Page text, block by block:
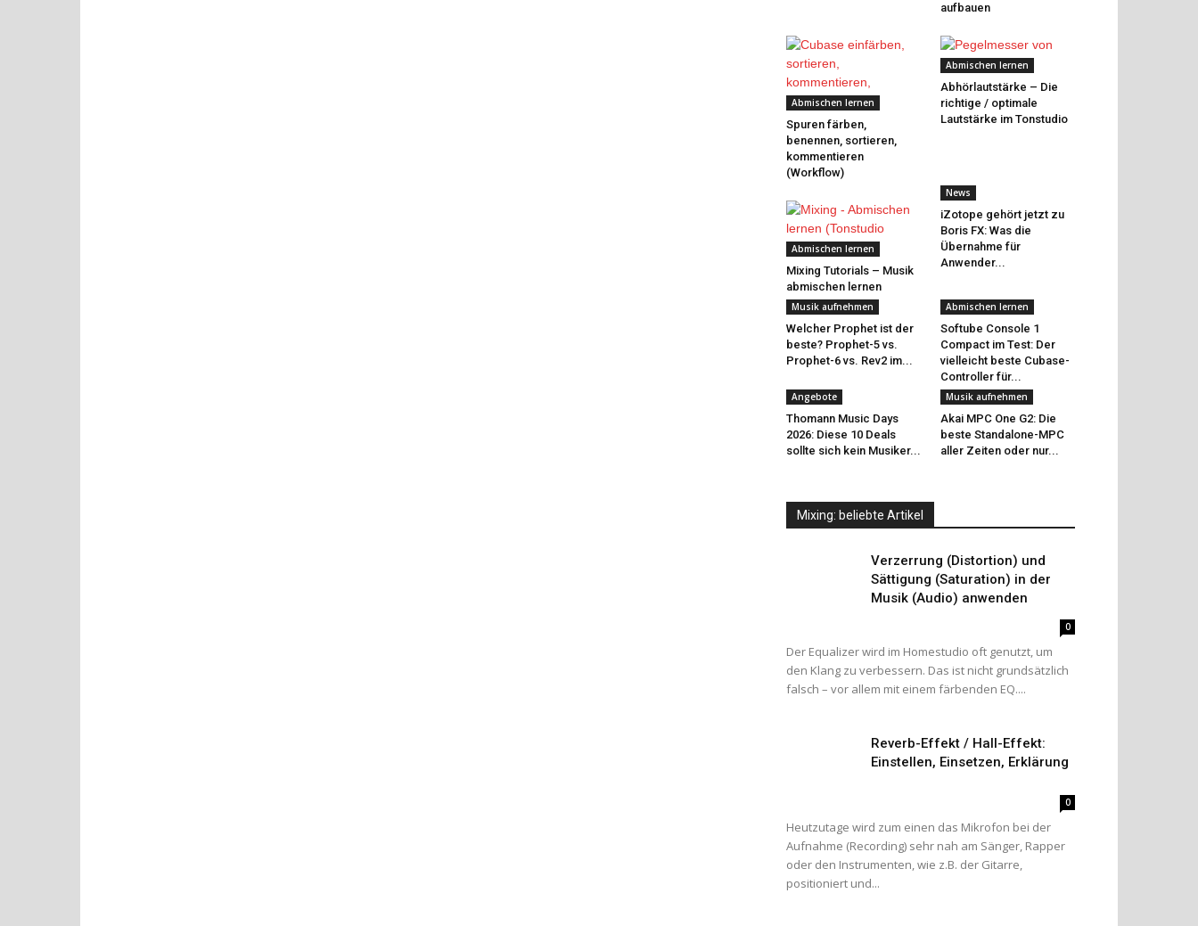
aufbauen
Abmischen lernen
Spuren färben,
benennen, sortieren,
kommentieren
(Workflow)
Abmischen lernen
Abhörlautstärke – Die
richtige / optimale
Lautstärke im Tonstudio
Abmischen lernen
Mixing Tutorials – Musik
abmischen lernen
News
iZotope gehört jetzt zu
Boris FX: Was die
Übernahme für
Anwender...
Musik aufnehmen
Welcher Prophet ist der
beste? Prophet-5 vs.
Prophet-6 vs. Rev2 im...
Abmischen lernen
Softube Console 1
Compact im Test: Der
vielleicht beste Cubase-
Controller für...
Angebote
Thomann Music Days
2026: Diese 10 Deals
sollte sich kein Musiker...
Musik aufnehmen
Akai MPC One G2: Die
beste Standalone-MPC
aller Zeiten oder nur...
Mixing: beliebte Artikel
Verzerrung (Distortion) und
Sättigung (Saturation) in der
Musik (Audio) anwenden
0
Der Equalizer wird im Homestudio oft genutzt, um
den Klang zu verbessern. Das ist nicht grundsätzlich
falsch – vor allem mit einem färbenden EQ....
Reverb-Effekt / Hall-Effekt:
Einstellen, Einsetzen, Erklärung
0
Heutzutage wird zum einen das Mikrofon bei der
Aufnahme (Recording) sehr nah am Sänger, Rapper
oder den Instrumenten, wie z.B. der Gitarre,
positioniert und...